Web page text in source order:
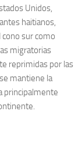
Unidos,
haitianos,
sur como
migratorias
reprimidas por las
mantiene la
principalmente